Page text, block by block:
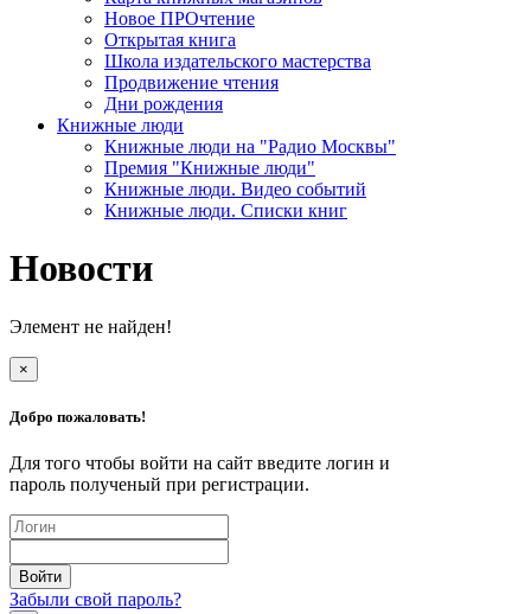
Новое ПРОчтение
Открытая книга
Школа издательского мастерства
Продвижение чтения
Дни рождения
Книжные люди
Книжные люди на "Радио Москвы"
Премия "Книжные люди"
Книжные люди. Видео событий
Книжные люди. Списки книг
Новости
Элемент не найден!
×
Добро пожаловать!
Для того чтобы войти на сайт введите логин и
пароль полученый при регистрации.
Забыли свой пароль?